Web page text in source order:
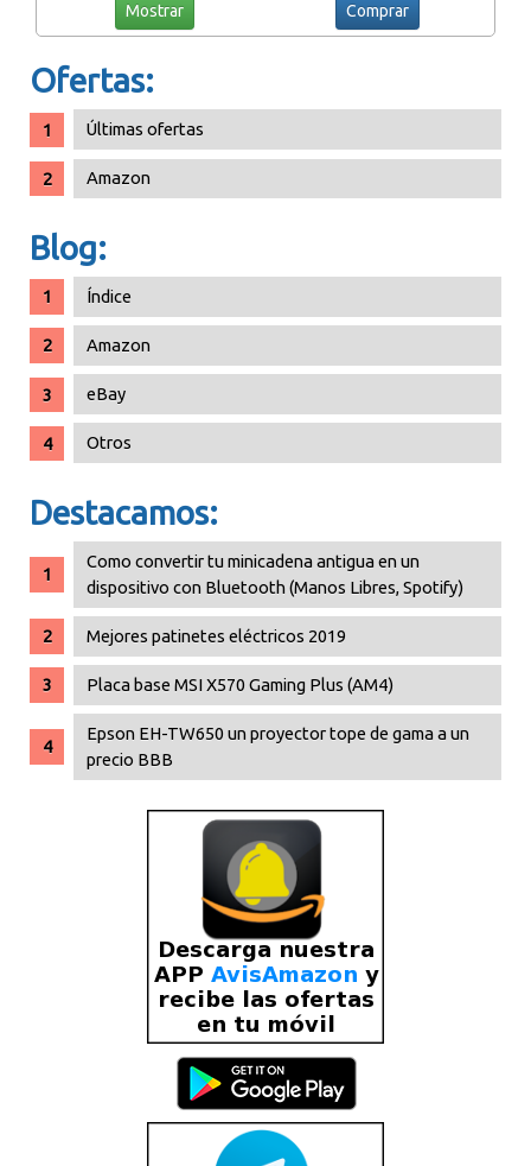
Mostrar Comprar
Ofertas:
Últimas ofertas
Amazon
Blog:
Índice
Amazon
eBay
Otros
Destacamos:
Como convertir tu minicadena antigua en un
dispositivo con Bluetooth (Manos Libres, Spotify)
Mejores patinetes eléctricos 2019
Placa base MSI X570 Gaming Plus (AM4)
Epson EH-TW650 un proyector tope de gama a un
precio BBB